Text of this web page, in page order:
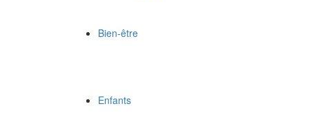
Bien-être
Enfants